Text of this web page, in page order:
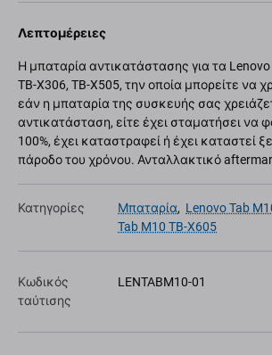
Λεπτομέρειες
Η μπαταρία αντικατάστασης για τα Lenovo
TB-X306, TB-X505, την οποία μπορείτε να
εάν η μπαταρία της συσκευής σας
αντικατάσταση, είτε έχει σταματήσει να
100%, έχει καταστραφεί ή έχει καταστεί
πάροδο του χρόνου. Ανταλλακτικό
Κατηγορίες Μπαταρία, Lenovo Tab
Tab M10 TB-X605
Κωδικός
ταύτισης
LENTABM10-01